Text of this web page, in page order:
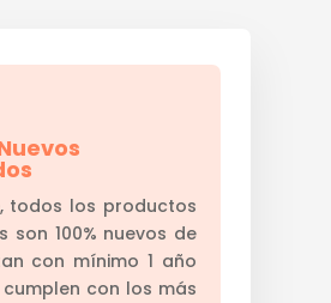
todos los productos
son 100% nuevos de
con mínimo 1 año
con los más